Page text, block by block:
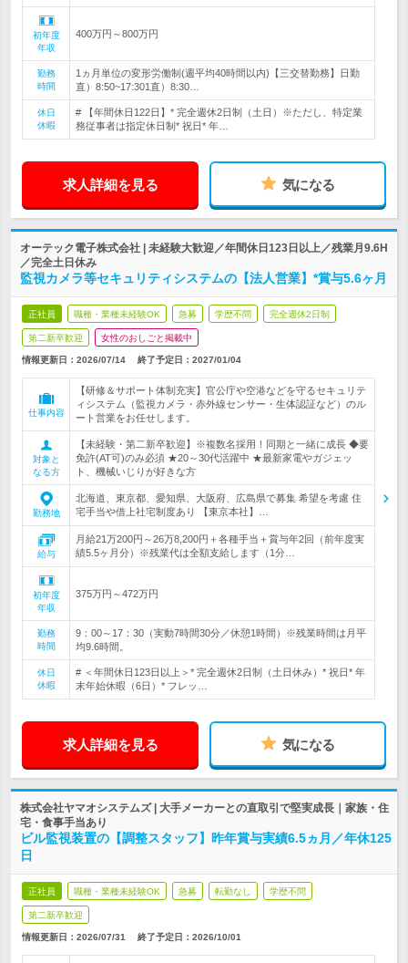
初年度
年収
400万円～800万円
勤務
時間
1ヵ月単位の変形労働制(週平均40時間以内)【三交替勤務】日勤
直）8:50~17:301直）8:30…
休日
休暇
# 【年間休日122日】* 完全週休2日制（土日）※ただし、特定業
務従事者は指定休日制* 祝日* 年…
求人詳細を見る 気になる
オーテック電子株式会社 | 未経験大歓迎／年間休日123日以上／残業月9.6H
／完全土日休み
監視カメラ等セキュリティシステムの【法人営業】*賞与5.6ヶ月
正社員 職種・業種未経験OK 急募 学歴不問 完全週休2日制
第二新卒歓迎 女性のおしごと掲載中
情報更新日：2026/07/14 終了予定日： 2027/01/04
仕事内容
【研修＆サポート体制充実】官公庁や空港などを守るセキュリテ
ィシステム（監視カメラ・赤外線センサー・生体認証など）のル
ート営業をお任せします。
対象と
なる方
【未経験・第二新卒歓迎】※複数名採用！同期と一緒に成長 ◆要
免許(AT可)のみ必須 ★20～30代活躍中 ★最新家電やガジェッ
ト、機械いじりが好きな方
勤務地
北海道、東京都、愛知県、大阪府、広島県で募集 希望を考慮 住
宅手当や借上社宅制度あり 【東京本社】…
給与
月給21万200円～26万8,200円＋各種手当＋賞与年2回（前年度実
績5.5ヶ月分）※残業代は全額支給します（1分…
初年度
年収
375万円～472万円
勤務
時間
9：00～17：30（実動7時間30分／休憩1時間）※残業時間は月平
均9.6時間。
休日
休暇
# ＜年間休日123日以上＞* 完全週休2日制（土日休み）* 祝日* 年
末年始休暇（6日）* フレッ…
求人詳細を見る 気になる
株式会社ヤマオシステムズ | 大手メーカーとの直取引で堅実成長｜家族・住
宅・食事手当あり
ビル監視装置の【調整スタッフ】昨年賞与実績6.5ヵ月／年休125
日
正社員 職種・業種未経験OK 急募 転勤なし 学歴不問
第二新卒歓迎
情報更新日：2026/07/31 終了予定日： 2026/10/01